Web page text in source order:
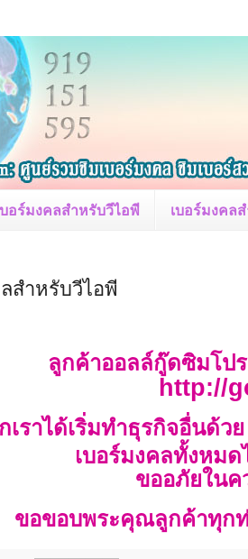
บอร์มงคลสำหรับวีไอพี เบอร์มงคล
สำหรับวีไอพี
ลูกค้าออลล์กู๊ดซิมโป
http://
เราได้เริ่มทำธุรกิจอื่นด้
เบอร์มงคลทั้งหมด
ขออภัยใน
ขอขอบพระคุณลูกค้าทุก